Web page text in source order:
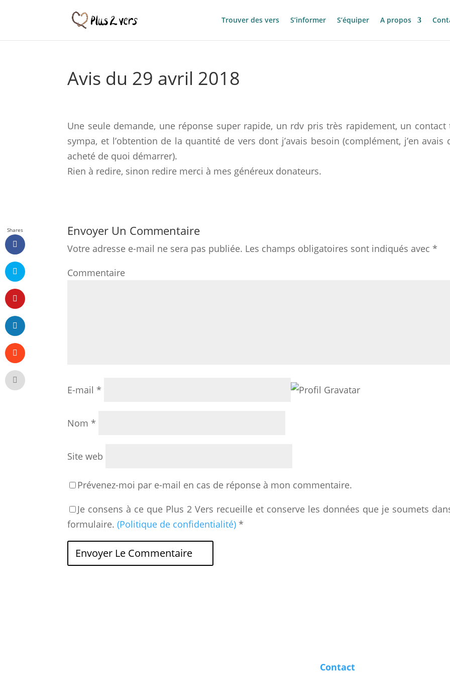
Trouver des vers S’informer S’équiper A propos
Avis du 29 avril 2018
Une seule demande, une réponse super rapide, un rdv pris très rapidement, un contact
sympa, et l’obtention de la quantité de vers dont j’avais besoin (complément, j’en avais
acheté de quoi démarrer).
Rien à redire, sinon redire merci à mes généreux donateurs.
Envoyer Un Commentaire
Votre adresse e-mail ne sera pas publiée. Les champs obligatoires sont indiqués avec*
E-mail*
Nom*
Site web
Prévenez-moi par e-mail en cas de réponse à mon commentaire.
Je consens à ce que Plus 2 Vers recueille et conserve les données que je soumets
formulaire.(Politique de confidentialité) *
Contact
Shares